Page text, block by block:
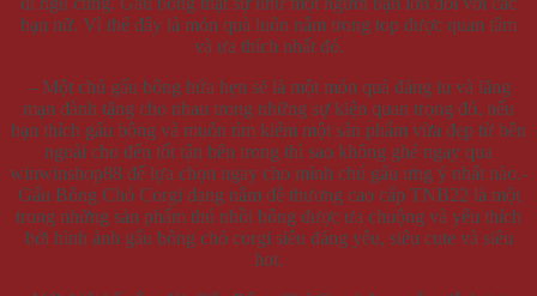
bạn nữ. Vì thế đây là món quà luôn nằm trong top được quan tâm
và ưa thích nhất đó.
– Một chú gấu bông hứa hẹn sẽ là một món quà đáng iu và lãng
mạn dành tặng cho nhau trong những sự kiện quan trọng đó, nếu
bạn thích gấu bông và muốn tìm kiếm một sản phẩm vừa đẹp từ bên
ngoài cho đến tốt tận bên trong thì sao không ghé ngay qua
winwinshop88 để lựa chọn ngay cho mình chú gấu ưng ý nhất nào.-
Gấu Bông Chó Corgi dạng nằm dễ thương cao cấp TNB22 là một
trong những sản phẩm thú nhồi bông được ưa chuộng và yêu thích
bởi hình ảnh gấu bông chó corgi siêu đáng yêu, siêu cute và siêu
hot.